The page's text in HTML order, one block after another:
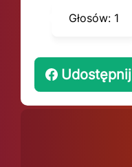
Głosów: 1
Udostępnij